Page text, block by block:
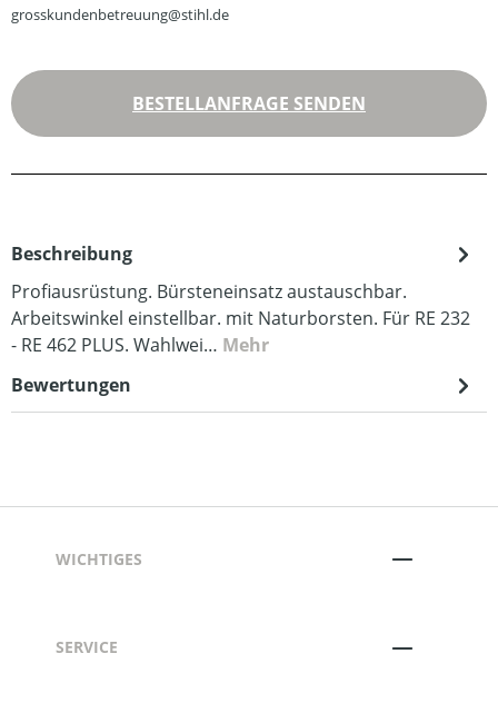
grosskundenbetreuung@stihl.de
BESTELLANFRAGE SENDEN
Beschreibung
Profiausrüstung. Bürsteneinsatz austauschbar.
Arbeitswinkel einstellbar. mit Naturborsten. Für RE 232
- RE 462 PLUS. Wahlwei… Mehr
Bewertungen
WICHTIGES
SERVICE